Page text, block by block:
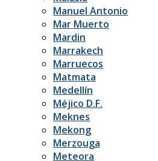
Manuel Antonio
Mar Muerto
Mardin
Marrakech
Marruecos
Matmata
Medellín
Méjico D.F.
Meknes
Mekong
Merzouga
Meteora